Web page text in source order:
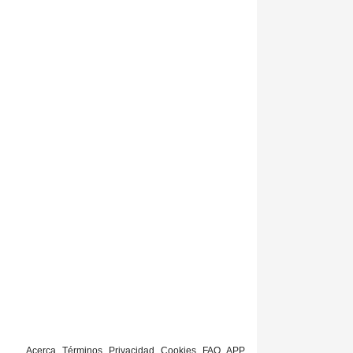
Acerca Términos Privacidad Cookies FAQ APP